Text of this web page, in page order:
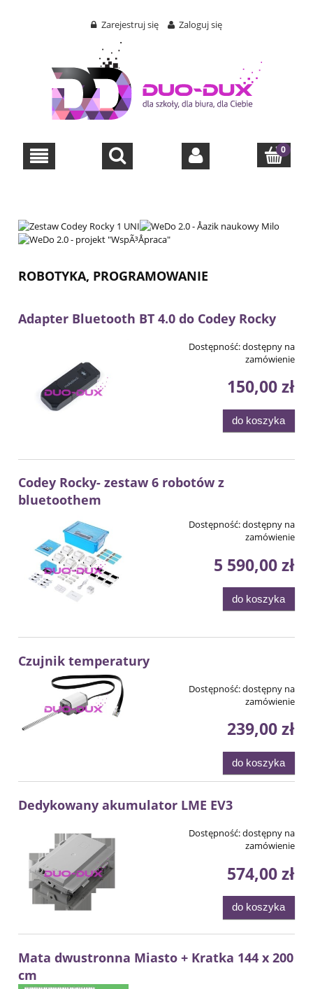
Zarejestruj się Zaloguj się
ROBOTYKA, PROGRAMOWANIE
Adapter Bluetooth BT 4.0 do Codey Rocky
Dostępność:dostępny na
zamówienie
150,00 zł
do koszyka
Codey Rocky- zestaw 6 robotów z
bluetoothem
Dostępność:dostępny na
zamówienie
5 590,00 zł
do koszyka
Czujnik temperatury
Dostępność:dostępny na
zamówienie
239,00 zł
do koszyka
Dedykowany akumulator LME EV3
Dostępność:dostępny na
zamówienie
574,00 zł
do koszyka
Mata dwustronna Miasto + Kratka 144 x 200
cm